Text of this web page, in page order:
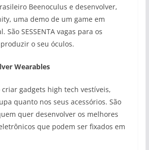
Beenoculus e desenvolver,
uma demo de um game em
São SESSENTA vagas para os
o seu óculos.
Wearables
criar gadgets high tech vestíveis,
quanto nos seus acessórios. São
quer desenvolver os melhores
que podem ser fixados em